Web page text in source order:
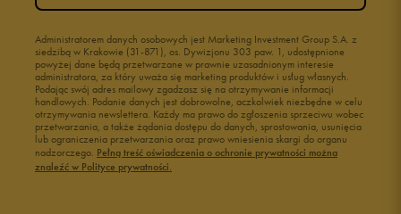
Administratorem danych osobowych jest Marketing Investment Group S.A. z
siedzibą w Krakowie (31-871), os. Dywizjonu 303 paw. 1, udostępnione
powyżej dane będą przetwarzane w prawnie uzasadnionym interesie
administratora, za który uważa się marketing produktów i usług własnych.
Podając swój adres mailowy zgadzasz się na otrzymywanie informacji
handlowych. Podanie danych jest dobrowolne, aczkolwiek niezbędne w celu
otrzymywania newslettera. Każdy ma prawo do zgłoszenia sprzeciwu wobec
przetwarzania, a także żądania dostępu do danych, sprostowania, usunięcia
lub ograniczenia przetwarzania oraz prawo wniesienia skargi do organu
nadzorczego. Pełną treść oświadczenia o ochronie prywatności można
znaleźć w Polityce prywatności.